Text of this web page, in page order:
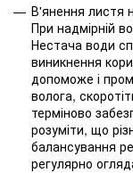
В'янення листя
При надмірній
Нестача води
виникнення
допоможе і
волога,
терміново
розуміти, що
балансування
регулярно